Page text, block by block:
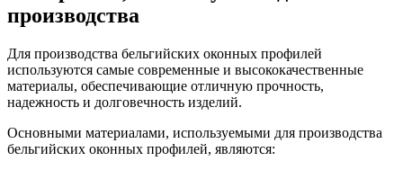
производства
Для производства бельгийских оконных профилей
используются самые современные и высококачественные
материалы, обеспечивающие отличную прочность,
надежность и долговечность изделий.
Основными материалами, используемыми для производства
бельгийских оконных профилей, являются: